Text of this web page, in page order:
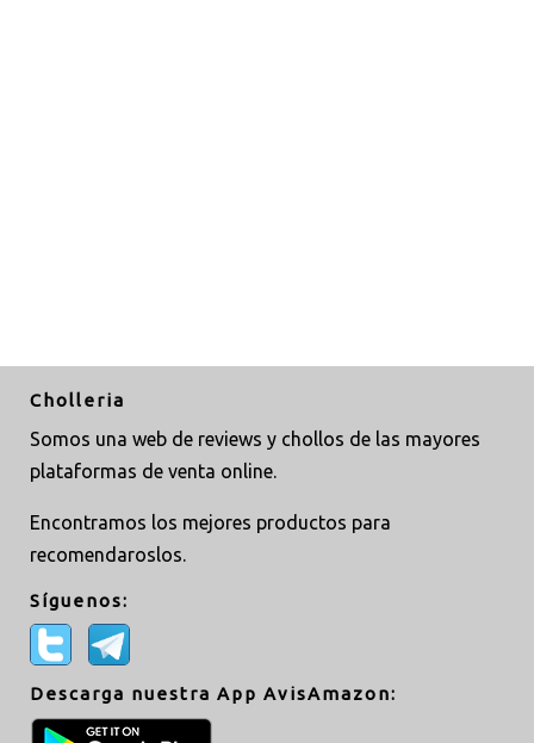
Cholleria
Somos una web de reviews y chollos de las mayores
plataformas de venta online.
Encontramos los mejores productos para
recomendaroslos.
Síguenos:
Descarga nuestra App AvisAmazon: